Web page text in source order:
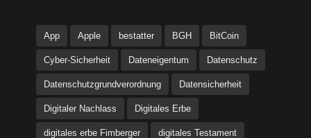
App Apple bestatter BGH BitCoin
Cyber-Sicherheit Dateneigentum Datenschutz
Datenschutzgrundverordnung Datensicherheit
Digitaler Nachlass Digitales Erbe
digitales erbe Fimberger digitales Testament